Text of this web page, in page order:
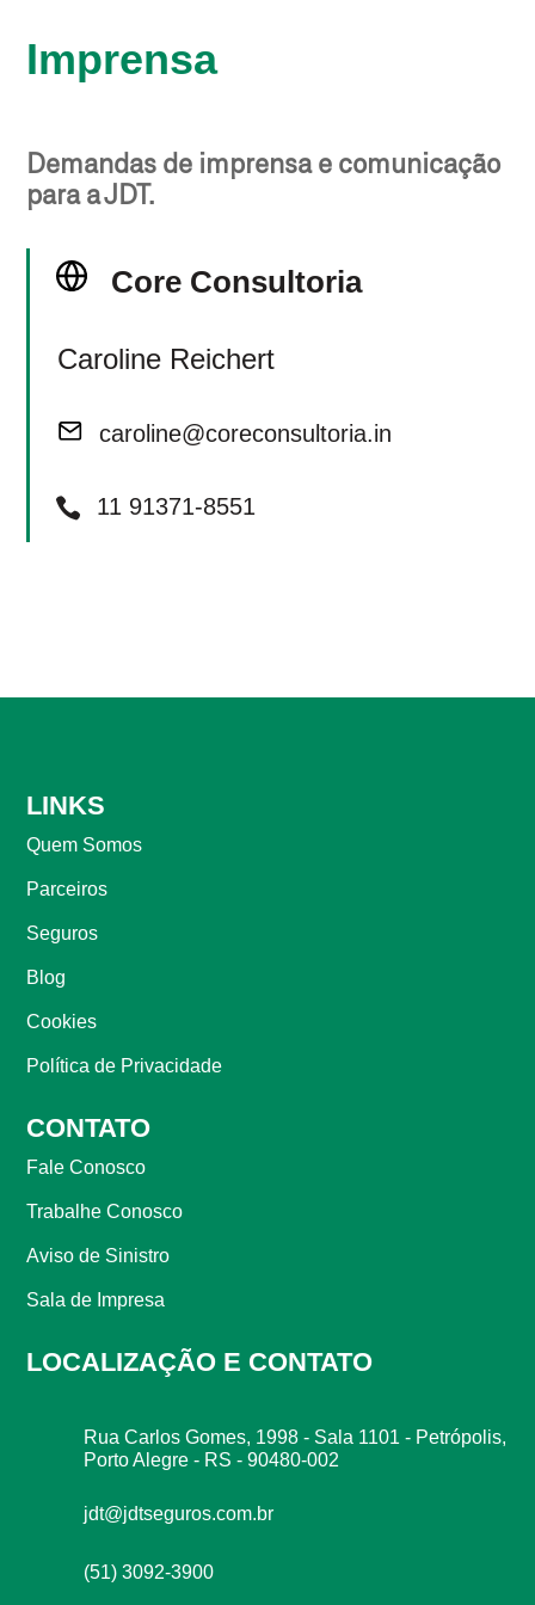
Imprensa
Demandas de imprensa e comunicação
para a JDT.
Core Consultoria
Caroline Reichert
caroline@coreconsultoria.in
 11 91371-8551
LINKS
Quem Somos
Parceiros
Seguros
Blog
Cookies
Política de Privacidade
CONTATO
Fale Conosco
Trabalhe Conosco
Aviso de Sinistro
Sala de Impresa
LOCALIZAÇÃO E CONTATO
Rua Carlos Gomes, 1998 - Sala 1101 - Petrópolis,
Porto Alegre - RS - 90480-002
jdt@jdtseguros.com.br
(51) 3092-3900